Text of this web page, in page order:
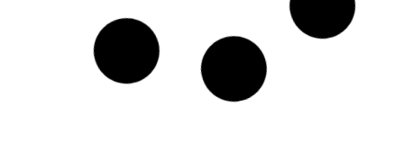
Bijouterie, Horlogerie, Joaillerie Commerces
Aélys Bijouterie